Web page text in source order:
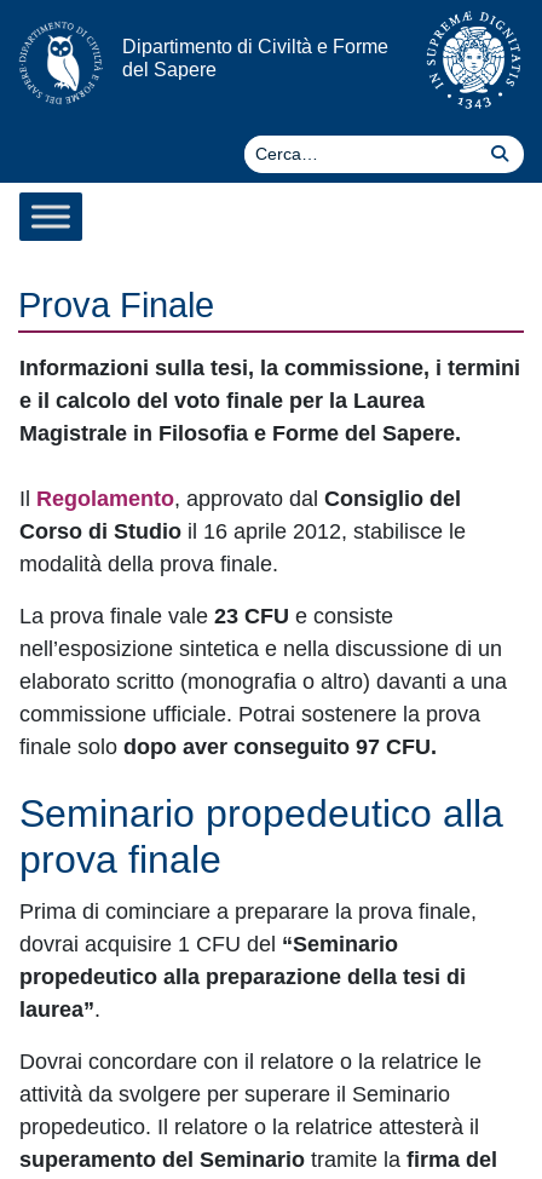
Vai al contenuto
Dipartimento di Civiltà e Forme
del Sapere
Prova Finale
Informazioni sulla tesi, la commissione, i termini
e il calcolo del voto finale per la Laurea
Magistrale in Filosofia e Forme del Sapere.
Il Regolamento, approvato dal Consiglio del
Corso di Studio il 16 aprile 2012, stabilisce le
modalità della prova finale.
La prova finale vale 23 CFU e consiste
nell’esposizione sintetica e nella discussione di un
elaborato scritto (monografia o altro) davanti a una
commissione ufficiale. Potrai sostenere la prova
finale solo dopo aver conseguito 97 CFU.
Seminario propedeutico alla
prova finale
Prima di cominciare a preparare la prova finale,
dovrai acquisire 1 CFU del “Seminario
propedeutico alla preparazione della tesi di
laurea”.
Dovrai concordare con il relatore o la relatrice le
attività da svolgere per superare il Seminario
propedeutico. Il relatore o la relatrice attesterà il
superamento del Seminario tramite la firma del